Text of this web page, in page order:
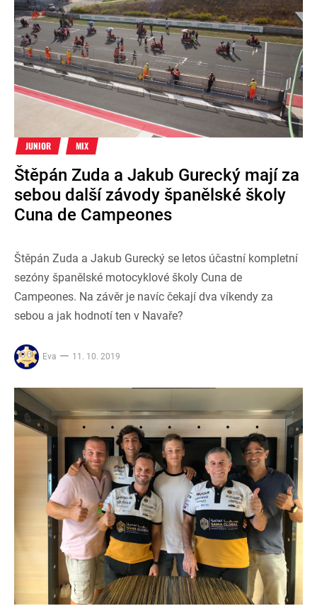
JUNIOR MIX
Štěpán Zuda a Jakub Gurecký mají za
sebou další závody španělské školy
Cuna de Campeones
Štěpán Zuda a Jakub Gurecký se letos účastní kompletní
sezóny španělské motocyklové školy Cuna de
Campeones. Na závěr je navíc čekají dva víkendy za
sebou a jak hodnotí ten v Navaře?
Eva 11. 10. 2019